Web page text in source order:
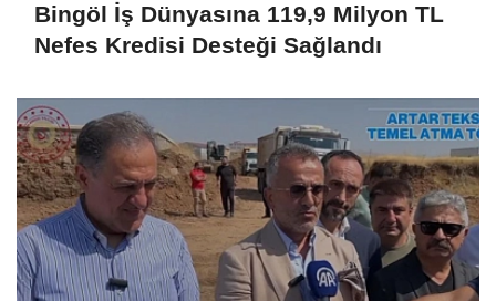
Bingöl İş Dünyasına 119,9 Milyon TL
Nefes Kredisi Desteği Sağlandı